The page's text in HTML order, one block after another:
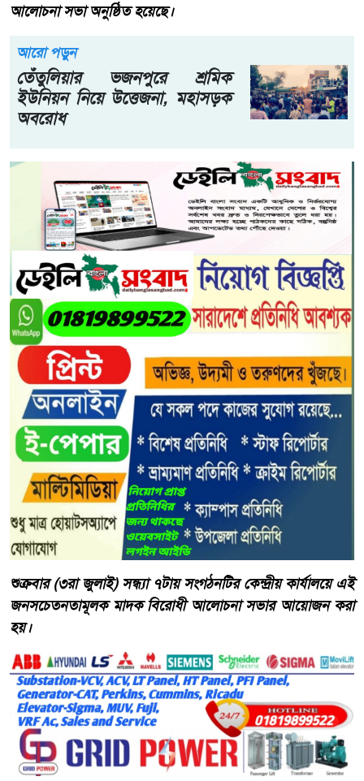
আলোচনা সভা অনুষ্ঠিত হয়েছে।
আরো পড়ুন
তেঁতুলিয়ার ভজনপুরে শ্রমিক
ইউনিয়ন নিয়ে উত্তেজনা, মহাসড়ক
অবরোধ
শুক্রবার (৩রা জুলাই) সন্ধ্যা ৭টায় সংগঠনটির কেন্দ্রীয় কার্যালয়ে এই
জনসচেতনতামূলক মাদক বিরোধী আলোচনা সভার আয়োজন করা
হয়।